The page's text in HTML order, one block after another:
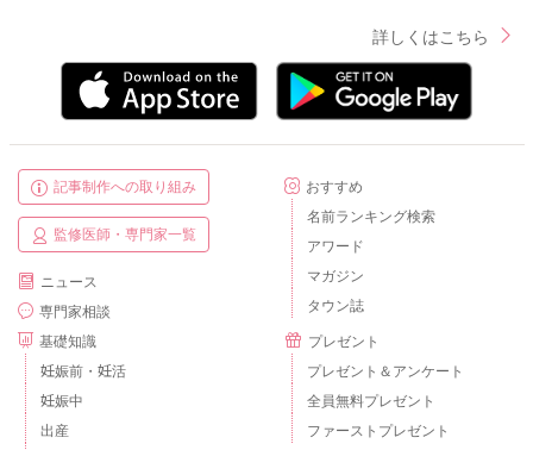
詳しくはこちら
記事制作への取り組み
監修医師・専門家一覧
ニュース
専門家相談
基礎知識
妊娠前・妊活
妊娠中
出産
おすすめ
名前ランキング検索
アワード
マガジン
タウン誌
プレゼント
プレゼント＆アンケート
全員無料プレゼント
ファーストプレゼント